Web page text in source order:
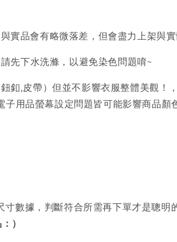
品會有略微落差，但會盡力上架與實
先下水洗滌，以避免染色問題唷~
,皮帶）但並不影響衣服整體美觀！
用品螢幕設定問題皆可能影響商品顏
寸數據，判斷符合所需再下單才是聰明
）